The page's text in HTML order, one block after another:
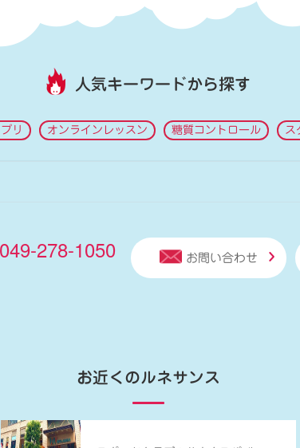
人気キーワードから探す
リ オンラインレッスン 糖質コントロール ス
049-278-1050 お問い合わせ
お近くのルネサンス